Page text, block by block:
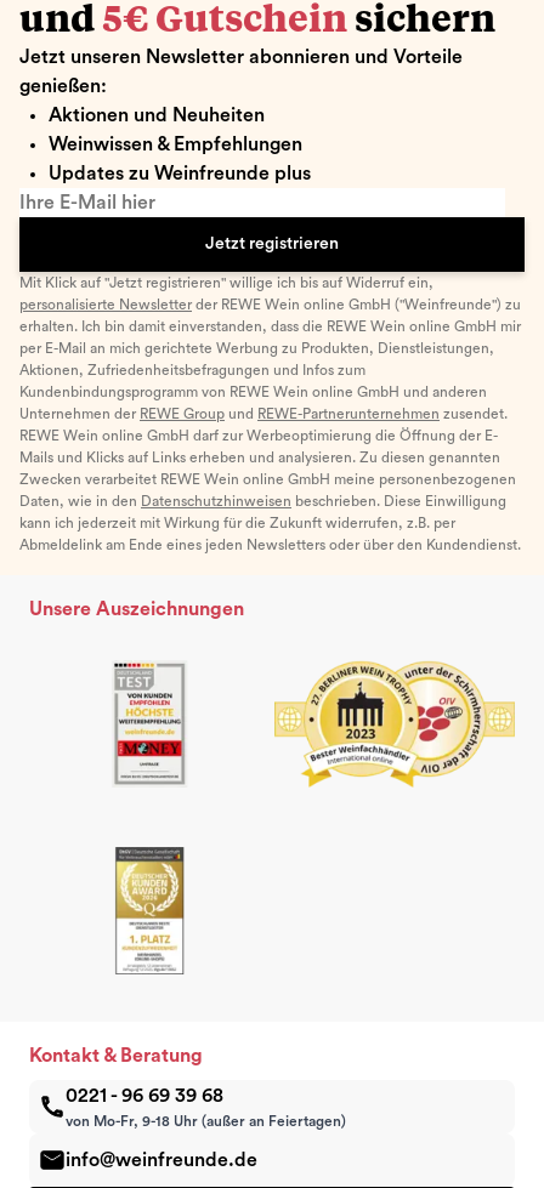
und 5€ Gutschein sichern
Jetzt unseren Newsletter abonnieren und Vorteile
genießen:
Aktionen und Neuheiten
Weinwissen & Empfehlungen
Updates zu Weinfreunde plus
Ihre E-Mail hier
Jetzt registrieren
Mit Klick auf "Jetzt registrieren" willige ich bis auf Widerruf ein,
personalisierte Newsletter der REWE Wein online GmbH ("Weinfreunde") zu
erhalten. Ich bin damit einverstanden, dass die REWE Wein online GmbH mir
per E-Mail an mich gerichtete Werbung zu Produkten, Dienstleistungen,
Aktionen, Zufriedenheitsbefragungen und Infos zum
Kundenbindungsprogramm von REWE Wein online GmbH und anderen
Unternehmen der REWE Group und REWE-Partnerunternehmen zusendet.
REWE Wein online GmbH darf zur Werbeoptimierung die Öffnung der E-
Mails und Klicks auf Links erheben und analysieren. Zu diesen genannten
Zwecken verarbeitet REWE Wein online GmbH meine personenbezogenen
Daten, wie in den Datenschutzhinweisen beschrieben. Diese Einwilligung
kann ich jederzeit mit Wirkung für die Zukunft widerrufen, z.B. per
Abmeldelink am Ende eines jeden Newsletters oder über den Kundendienst.
Unsere Auszeichnungen
Kontakt & Beratung
0221 - 96 69 39 68
von Mo-Fr, 9-18 Uhr (außer an Feiertagen)
info@weinfreunde.de